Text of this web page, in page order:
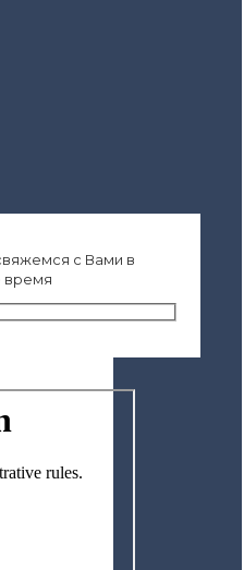
с Вами в
время